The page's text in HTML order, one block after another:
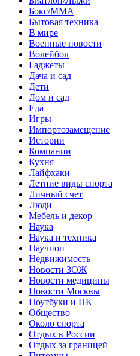
Бокс/MMA
Бытовая техника
В мире
Военные новости
Волейбол
Гаджеты
Дача и сад
Дети
Дом и сад
Еда
Игры
Импортозамещение
Истории
Компании
Кухня
Лайфхаки
Летние виды спорта
Личный счет
Люди
Мебель и декор
Наука
Наука и техника
Научпоп
Недвижимость
Новости ЗОЖ
Новости медицины
Новости Москвы
Ноутбуки и ПК
Общество
Около спорта
Отдых в России
Отдых за границей